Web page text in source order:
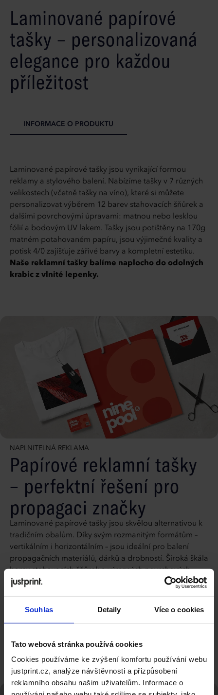
Souhlas Detaily Více o cookies
Tato webová stránka používá cookies
Cookies používáme ke zvýšení komfortu používání webu
justprint.cz, analýze návštěvnosti a přizpůsobení
reklamního obsahu našim uživatelům. Informace o
Laminované papírové
tašky – personalizovaná
elegance pro každou
příležitost
INFORMACE O PRODUKTU
Laminované papírové tašky jsou vynikající formou
reklamy a stylového balení. Nabízíme tašky v 7 různých
velikostech (včetně tašky na víno), které si můžete
personalizovat výběrem 12 barev stahovacích šňůrek a
dalšími povrchovými úpravami: matnou nebo lesklou
fólií a bodovým UV lakem. Tašky jsou potištěny na 170g
matném potahovaném papíru, jsou výjimečné kvality a
potisk 4/0 zajišťuje zářivé barvy a kompletní estetiku.
Naše reklamní tašky balíme naplocho do odolných
krabic z vlnité lepenky.
NAPLNITELNÁ REKLAMA
Papírové reklamní tašky
– perfektní řešení pro
propagaci značky
Laminované papírové tašky jsou skvělou alternativou k
tradičním obalům. Díky svým rozmanitým formátům –
vertikálním i horizontálním – jsou ideální pro balení
propagačních materiálů, dárků a drobností. Široká škála
barev stahovacích šňůrek a výrazných povrchových
úprav dodává těmto taškám jedinečný a poutavý
dokonale reprezentují Vaši značku na veletrzích, akcích